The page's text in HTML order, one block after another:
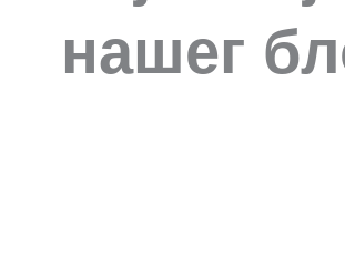
нашег